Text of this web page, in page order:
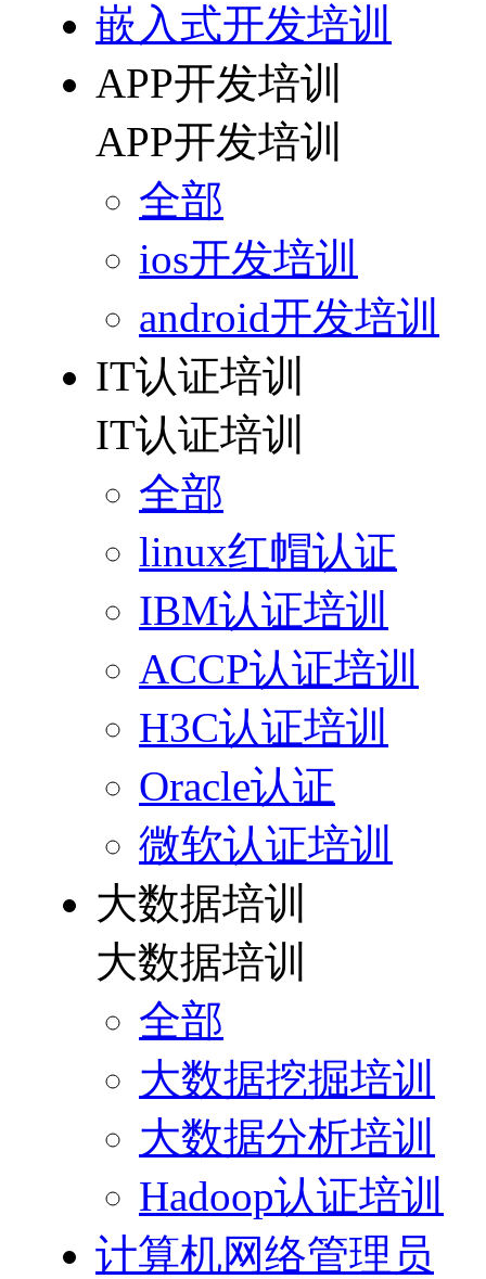
嵌入式开发培训
APP开发培训
APP开发培训
全部
ios开发培训
android开发培训
IT认证培训
IT认证培训
全部
linux红帽认证
IBM认证培训
ACCP认证培训
H3C认证培训
Oracle认证
微软认证培训
大数据培训
大数据培训
全部
大数据挖掘培训
大数据分析培训
Hadoop认证培训
计算机网络管理员